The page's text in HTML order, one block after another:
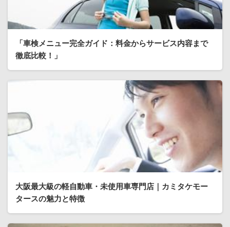
「車検メニュー完全ガイド：料金からサービス内容まで
徹底比較！」
大阪最大級の軽自動車・未使用車専門店｜カミタケモー
タースの魅力と特徴